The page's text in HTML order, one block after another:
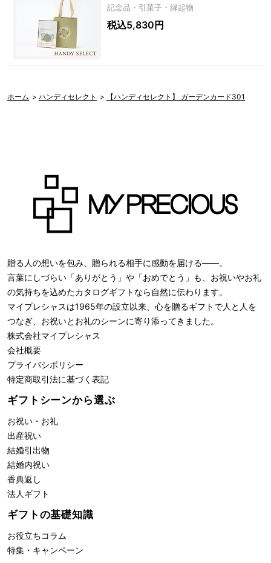
記念品・引菓子・縁起物
税込5,830円
ホーム > ハンディセレクト > 【ハンディセレクト】 ガーデンカード301
贈る人の想いを包み、贈られる相手に感動を届ける――。
言葉にしづらい「ありがとう」や「おめでとう」も、お祝いやお礼
の気持ちを込めたカタログギフトなら自然に伝わります。
マイプレシャスは1965年の設立以来、心を贈るギフトで人と人を
つなぎ、お祝いとお礼のシーンに寄り添ってきました。
株式会社マイプレシャス
会社概要
プライバシポリシー
特定商取引法に基づく表記
ギフトシーンから選ぶ
お祝い・お礼
出産祝い
結婚引出物
結婚内祝い
香典返し
法人ギフト
ギフトの基礎知識
お役立ちコラム
特集・キャンペーン